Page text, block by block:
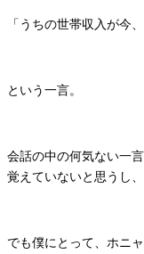
「うちの世帯収入が今
という一言。
会話の中の何気ない一
覚えていないと思うし
でも僕にとって、ホニ